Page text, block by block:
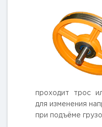
проходит трос
для изменения
при подъёме